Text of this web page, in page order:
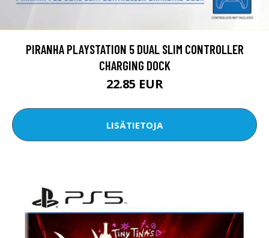
PIRANHA PLAYSTATION 5 DUAL SLIM CONTROLLER
CHARGING DOCK
22.85 EUR
LISÄTIETOJA